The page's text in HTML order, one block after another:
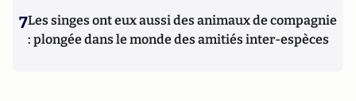
7Les singes ont eux aussi des animaux de compagnie
: plongée dans le monde des amitiés inter-espèces